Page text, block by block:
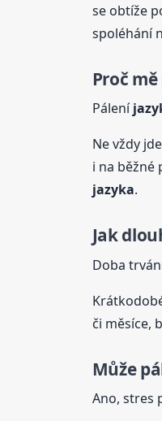
se obtíže
spoléhání
Proč
Pálení
Ne vždy
i na běžné
jazyka.
Jak
Doba
či měsíce,
Může
Ano, stres